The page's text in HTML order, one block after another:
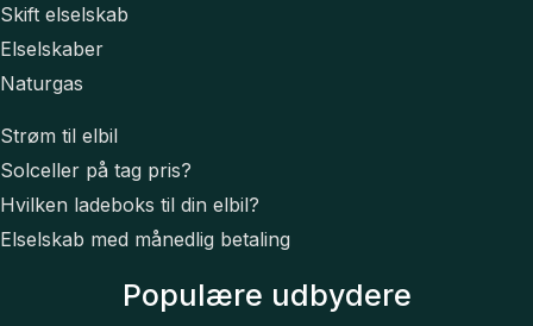
Skift elselskab
Elselskaber
Naturgas
Strøm til elbil
Solceller på tag pris?
Hvilken ladeboks til din elbil?
Elselskab med månedlig betaling
Populære udbydere